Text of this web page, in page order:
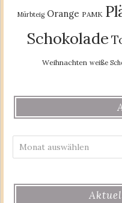
Mürbteig Orange PAMK
Schokolade
Weihnachten weiße